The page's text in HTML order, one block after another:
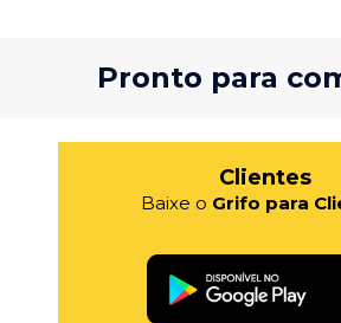
Pronto para
Clientes
Baixe o Grifo para